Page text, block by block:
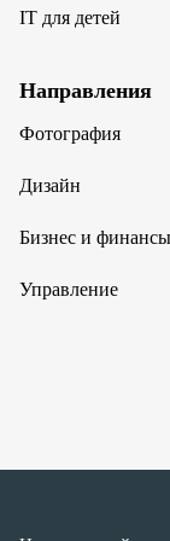
IT для детей
Направления
Фотография
Дизайн
Бизнес и финансы
Управление